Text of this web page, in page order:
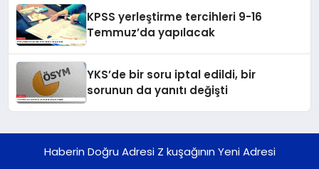
KPSS yerleştirme tercihleri 9-16
Temmuz’da yapılacak
YKS’de bir soru iptal edildi, bir
sorunun da yanıtı değişti
Haberin Doğru Adresi Z kuşağının Yeni Adresi